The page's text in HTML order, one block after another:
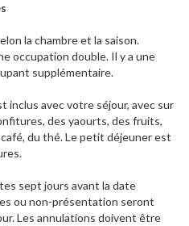
la chambre et la saison.
occupation double. Il y a une
supplémentaire.
avec votre séjour, avec sur
des yaourts, des fruits,
du thé. Le petit déjeuner est
sept jours avant la date
ou non-présentation seront
Les annulations doivent être